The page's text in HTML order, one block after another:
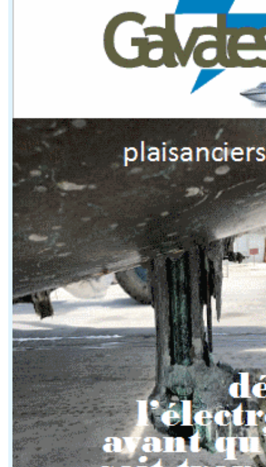
Le décret introduit un nouvel article R. 5242-1 au
Cette qualification permet aux autorités de
Suspension du permis et confiscation du
Le décret ne se limite pas à l'amende. Les agents
Le texte prévoit également la possibilité de
La vitesse excessive devient également une
Le décret vise aussi les comportements liés au
Trois cas sont particulièrement visés :
lors du croisement ou du dépassement
lorsque les conditions météorologiques
à proximité des baigneurs, plongeurs ou
Le texte impose ainsi une adaptation permanente
Cette obligation existe déjà dans les règles
Une notion juridique qui suscite déjà des
Si l'objectif de sécurité est clairement affiché, la
Certains signes extérieurs peuvent parfois
Le procès-verbal devra donc décrire avec précision